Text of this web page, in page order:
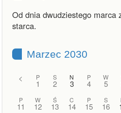
Od dnia dwudziestego marca
starca.
Marzec 2030
< P
1
S
2
N
3
P
4
W
5
P
11
W
12
Ś
13
C
14
P
15
S
16